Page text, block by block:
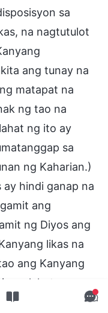
sa
na nagtutulot
ang tunay na
matapat na
ng tao na
ng ito ay
sa
ng Kaharian.)
hindi ganap na
ang
ng Diyos ang
likas na
ang Kanyang
ay lahat ng
ng Anak ng tao